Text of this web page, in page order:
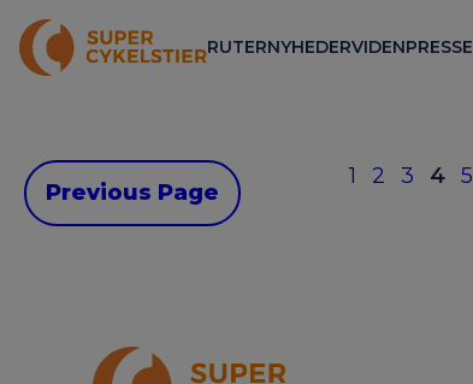
RUTERNYHEDERVIDENPRESSE
Previous Page
1 2 3 4 5